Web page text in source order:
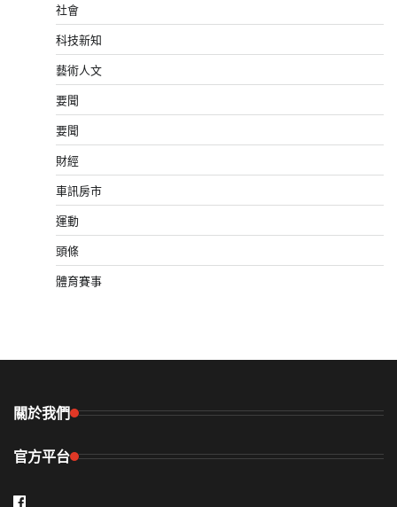
社會
科技新知
藝術人文
要聞
要聞
財經
車訊房市
運動
頭條
體育賽事
關於我們
官方平台